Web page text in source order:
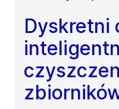
Dyskretni